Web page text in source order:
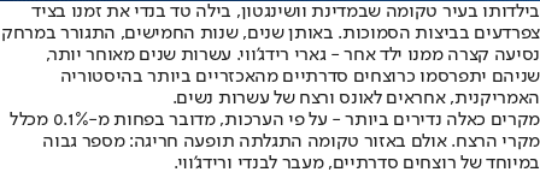
בילדותו בעיר טקומה שבמדינת וושינגטון, בילה טד בנדי את זמנו בציד
צפרדעים בביצות הסמוכות. באותן שנים, שנות החמישים, התגורר במרחק
נסיעה קצרה ממנו ילד אחר - גארי רידג'ווי. עשרות שנים מאוחר יותר,
שניהם יתפרסמו כרוצחים סדרתיים מהאכזריים ביותר בהיסטוריה
האמריקנית, אחראים לאונס ורצח של עשרות נשים.
מקרים כאלה נדירים ביותר - על פי הערכות, מדובר בפחות מ-0.1% מכלל
מקרי הרצח. אולם באזור טקומה התגלתה תופעה חריגה: מספר גבוה
במיוחד של רוצחים סדרתיים, מעבר לבנדי ורידג'ווי.